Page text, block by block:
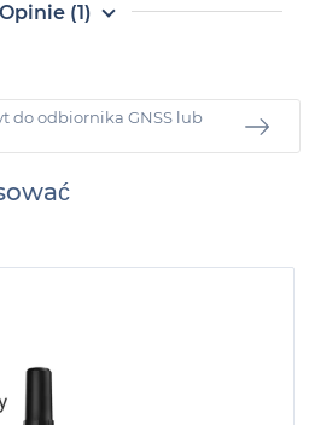
Opinie (1)
do odbiornika GNSS lub